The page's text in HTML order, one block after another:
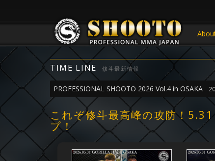
TIME LINE 修斗最新情報
PROFESSIONAL SHOOTO 2026 Vol.4 in OSAKA
これぞ修斗最高峰の攻防！
プ！